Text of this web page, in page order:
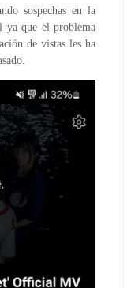
sospechas en la
ya que el problema
de vistas les ha